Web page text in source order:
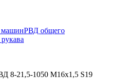
машинРВД общего
8-21,5-1050 М16х1,5 S19